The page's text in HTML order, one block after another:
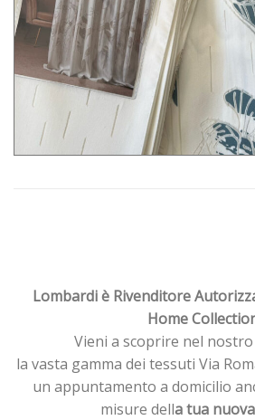
Lombardi è Rivenditore
Home
Vieni a scoprire nel
la vasta gamma dei tessuti Via
un appuntamento a domicilio
misure della tua